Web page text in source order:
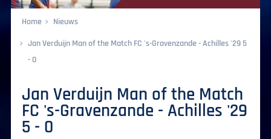
Home
Nieuws
Jan Verduijn Man of the Match FC 's-Gravenzande - Achilles '29 5
- 0
Jan Verduijn Man of the Match
FC 's-Gravenzande - Achilles '29
5 - 0